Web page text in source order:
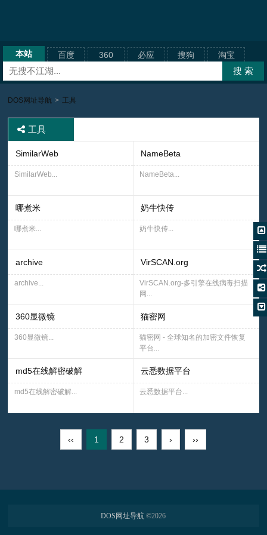
本站 百度 360 必应 搜狗 淘宝
DOS网址导航 > 工具
工具
SimilarWeb
SimilarWeb...
NameBeta
NameBeta...
哪煮米
哪煮米...
奶牛快传
奶牛快传...
archive
archive...
VirSCAN.org
VirSCAN.org-多引擎在线病毒扫描
网...
360显微镜
360显微镜...
猫密网
猫密网 - 全球知名的加密文件恢复
平台...
md5在线解密破解
md5在线解密破解...
云悉数据平台
云悉数据平台...
‹‹ 1 2 3 › ››
DOS网址导航 ©2026